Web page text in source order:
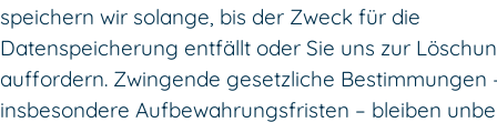
speichern wir solange, bis der Zweck für die
Datenspeicherung entfällt oder Sie uns zur
auffordern. Zwingende gesetzliche Bestimmungen
insbesondere Aufbewahrungsfristen – bleiben